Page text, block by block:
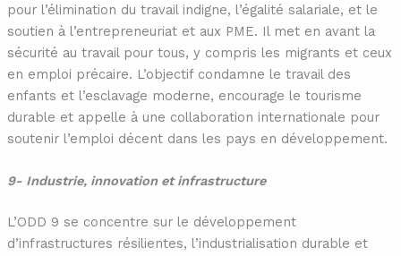
pour l’élimination du travail indigne, l’égalité salariale, et le
soutien à l’entrepreneuriat et aux PME. Il met en avant la
sécurité au travail pour tous, y compris les migrants et ceux
en emploi précaire. L’objectif condamne le travail des
enfants et l’esclavage moderne, encourage le tourisme
durable et appelle à une collaboration internationale pour
soutenir l’emploi décent dans les pays en développement.
9- Industrie, innovation et infrastructure
L’ODD 9 se concentre sur le développement
d’infrastructures résilientes, l’industrialisation durable et